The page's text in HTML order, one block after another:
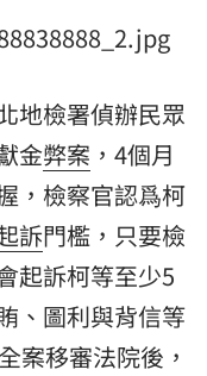
地檢署偵辦民眾
金弊案 ，4個月
，檢察官認爲柯
訴門檻，只要檢
起訴柯等至少5
、圖利與背信等
案移審法院後，